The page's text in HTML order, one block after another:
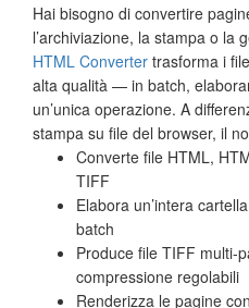
Hai bisogno di convertire
l’archiviazione, la stampa o la
HTML Converter trasforma i
alta qualità — in batch,
un’unica operazione. A
stampa su file del browser, il
Converte file HTML,
TIFF
Elabora un’intera
batch
Produce file TIFF multi-
compressione regolabili
Renderizza le pagine